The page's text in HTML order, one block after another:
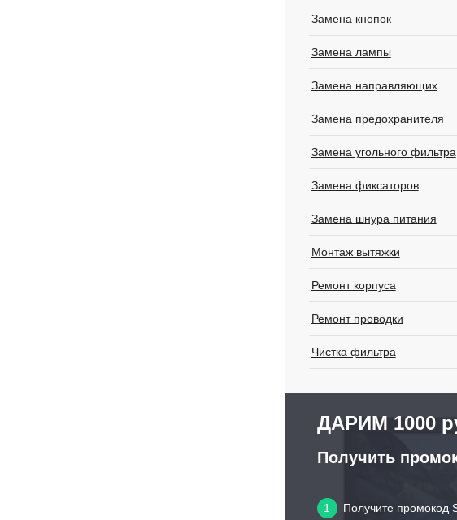
Замена кнопок
Замена лампы
Замена направляющих
Замена предохранителя
Замена угольного фильтра
Замена фиксаторов
Замена шнура питания
Монтаж вытяжки
Ремонт корпуса
Ремонт проводки
Чистка фильтра
ДАРИМ 1000
Получить
1
Получите промокод